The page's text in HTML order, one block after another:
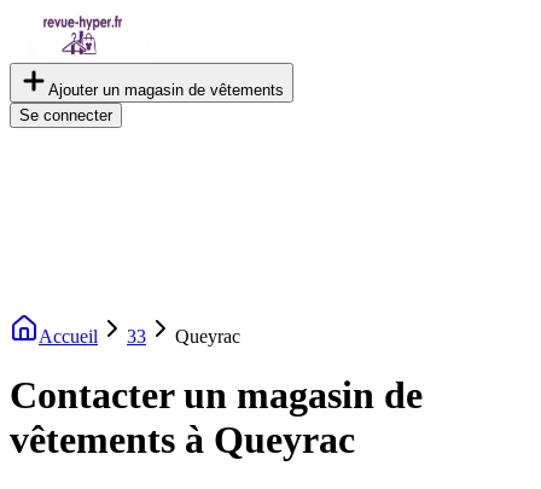
Ajouter un magasin de vêtements
Se connecter
Accueil 33 Queyrac
Contacter un magasin de
vêtements à Queyrac